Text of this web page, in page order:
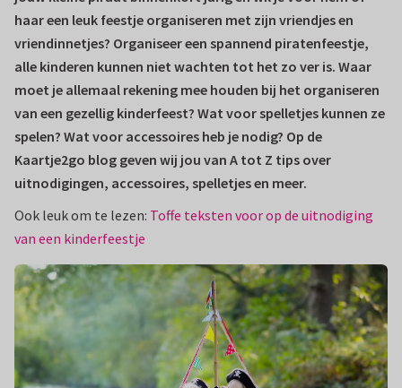
haar een leuk feestje organiseren met zijn vriendjes en
vriendinnetjes? Organiseer een spannend piratenfeestje,
alle kinderen kunnen niet wachten tot het zo ver is. Waar
moet je allemaal rekening mee houden bij het organiseren
van een gezellig kinderfeest? Wat voor spelletjes kunnen ze
spelen? Wat voor accessoires heb je nodig? Op de
Kaartje2go blog geven wij jou van A tot Z tips over
uitnodigingen, accessoires, spelletjes en meer.
Ook leuk om te lezen: Toffe teksten voor op de uitnodiging
van een kinderfeestje